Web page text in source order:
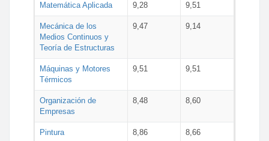
Matemática Aplicada 9,28 9,51
Mecánica de los
Medios Continuos y
Teoría de Estructuras
9,47 9,14
Máquinas y Motores
Térmicos
9,51 9,51
Organización de
Empresas
8,48 8,60
Pintura 8,86 8,66